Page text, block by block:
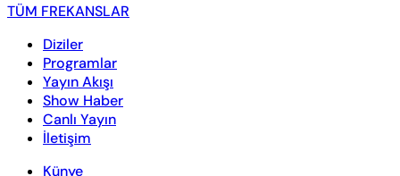
TÜM FREKANSLAR
Diziler
Programlar
Yayın Akışı
Show Haber
Canlı Yayın
İletişim
Künye